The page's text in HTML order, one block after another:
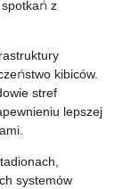
z
kibiców.
stref
lepszej
systemów